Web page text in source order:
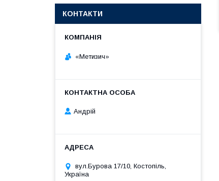
КОНТАКТИ
«Метизич»
Андрій
вул.Бурова 17/10, Костопіль,
Україна